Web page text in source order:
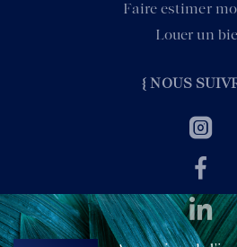
Faire estimer
Louer un
{ NOUS